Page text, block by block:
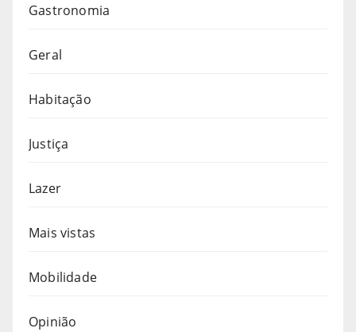
Gastronomia
Geral
Habitação
Justiça
Lazer
Mais vistas
Mobilidade
Opinião